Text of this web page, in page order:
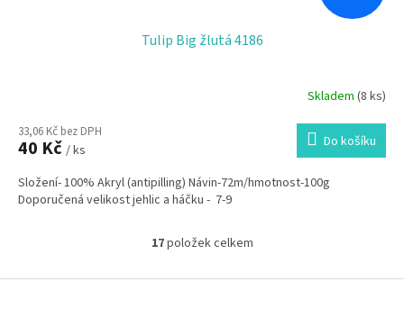
Tulip Big žlutá 4186
Skladem (8 ks)
33,06 Kč bez DPH
40 Kč / ks Do košíku
Složení- 100% Akryl (antipilling) Návin-72m/hmotnost-100g
Doporučená velikost jehlic a háčku - 7-9
O
l
17položek celkem
Z